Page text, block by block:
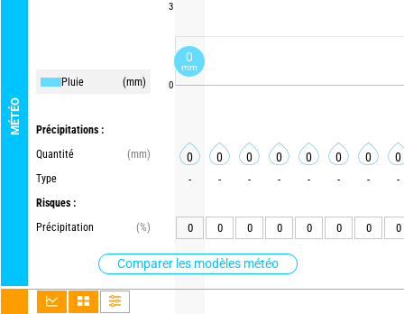
MÉTÉO
Pluie (mm)
Précipitations :
Quantité
(mm)
Type
Risques :
Précipitation
(%)
Comparer les modèles météo
3
0
0 0 0 0 0 0 0 0
- - - - - - - -
0 0 0 0 0 0 0 0
0
mm